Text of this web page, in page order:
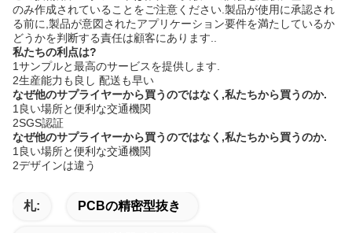
のみ作成されていることをご注意ください.製品が使用に承認され
る前に,製品が意図されたアプリケーション要件を満たしているか
どうかを判断する責任は顧客にあります..
私たちの利点は?
1サンプルと最高のサービスを提供します.
2生産能力も良し 配送も早い
なぜ他のサプライヤーから買うのではなく,私たちから買うのか.
1良い場所と便利な交通機関
2SGS認証
なぜ他のサプライヤーから買うのではなく,私たちから買うのか.
1良い場所と便利な交通機関
2デザインは違う
札: PCBの精密型抜き